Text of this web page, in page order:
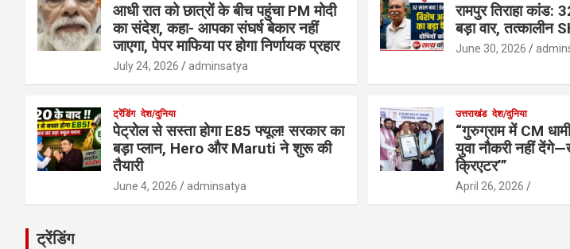
आधी रात को छात्रों के बीच पहुंचा PM मोदी
का संदेश, कहा- आपका संघर्ष बेकार नहीं
जाएगा, पेपर माफिया पर होगा निर्णायक प्रहार
July 24, 2026 adminsatya
रामपुर तिराहा
बड़ा वार,
June 30, 2026
ट्रेंडिंग देश/दुनिया
पेट्रोल से सस्ता होगा E85 फ्यूल! सरकार का
बड़ा प्लान, Hero और Maruti ने शुरू की
तैयारी
June 4, 2026 adminsatya
उत्तराखंड देश/दुनिया
“गुरुग्राम में CM
युवा नौकरी नहीं
क्रिएटर’”
April 26, 2026
ट्रेंडिंग